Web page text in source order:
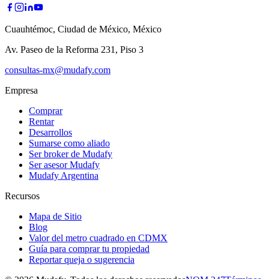
Cuauhtémoc, Ciudad de México, México
Av. Paseo de la Reforma 231, Piso 3
consultas-mx@mudafy.com
Empresa
Comprar
Rentar
Desarrollos
Sumarse como aliado
Ser broker de Mudafy
Ser asesor Mudafy
Mudafy Argentina
Recursos
Mapa de Sitio
Blog
Valor del metro cuadrado en CDMX
Guía para comprar tu propiedad
Reportar queja o sugerencia